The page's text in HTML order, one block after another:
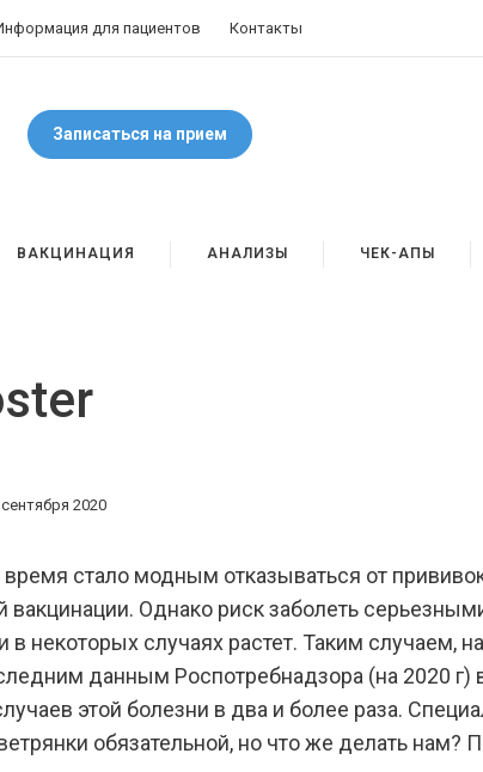
для пациентов Контакты
Записаться на прием
ВАКЦИНАЦИЯ АНАЛИЗЫ ЧЕК-АПЫ
2020
стало модным отказываться от
вакцинации. Однако риск заболеть
в некоторых случаях растет. Таким случаем,
данным Роспотребнадзора (на 2020 г)
этой болезни в два и более раза.
обязательной, но что же делать нам?